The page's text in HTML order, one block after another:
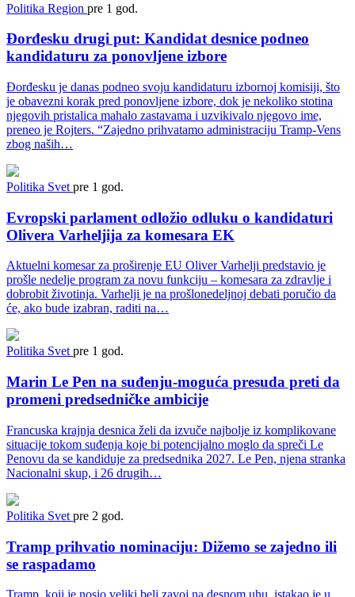
Politika Region pre 1 god.
Đorđesku drugi put: Kandidat desnice podneo
kandidaturu za ponovljene izbore
Đorđesku je danas podneo svoju kandidaturu izbornoj komisiji, što
je obavezni korak pred ponovljene izbore, dok je nekoliko stotina
njegovih pristalica mahalo zastavama i uzvikivalo njegovo ime,
preneo je Rojters. “Zajedno prihvatamo administraciju Tramp-Vens
zbog naših…
Politika Svet pre 1 god.
Evropski parlament odložio odluku o kandidaturi
Olivera Varheljija za komesara EK
Aktuelni komesar za proširenje EU Oliver Varhelji predstavio je
prošle nedelje program za novu funkciju – komesara za zdravlje i
dobrobit životinja. Varhelji je na prošlonedeljnoj debati poručio da
će, ako bude izabran, raditi na…
Politika Svet pre 1 god.
Marin Le Pen na suđenju-moguća presuda preti da
promeni predsedničke ambicije
Francuska krajnja desnica želi da izvuče najbolje iz komplikovane
situacije tokom suđenja koje bi potencijalno moglo da spreči Le
Penovu da se kandiduje za predsednika 2027. Le Pen, njena stranka
Nacionalni skup, i 26 drugih…
Politika Svet pre 2 god.
Tramp prihvatio nominaciju: Dižemo se zajedno ili
se raspadamo